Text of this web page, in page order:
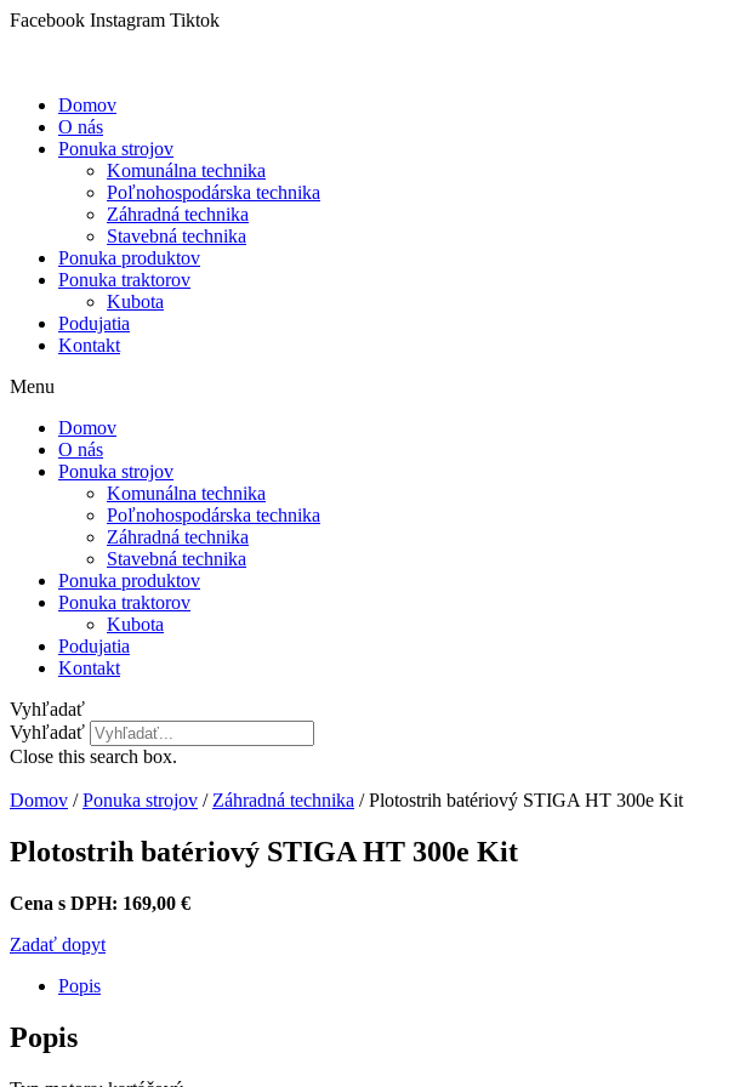
Preskočiť
Facebook Instagram Tiktok
Domov
O nás
Ponuka strojov
Komunálna technika
Poľnohospodárska technika
Záhradná technika
Stavebná technika
Ponuka produktov
Ponuka traktorov
Kubota
Podujatia
Kontakt
Menu
Domov
O nás
Ponuka strojov
Komunálna technika
Poľnohospodárska technika
Záhradná technika
Stavebná technika
Ponuka produktov
Ponuka traktorov
Kubota
Podujatia
Kontakt
Vyhľadať
Vyhľadať
Close this search box.
Domov /Ponuka strojov / Záhradná technika / Plotostrih batériový STIGA HT 300e Kit
Plotostrih batériový STIGA HT 300e Kit
Cena s DPH: 169,00 €
Zadať dopyt
Popis
Popis